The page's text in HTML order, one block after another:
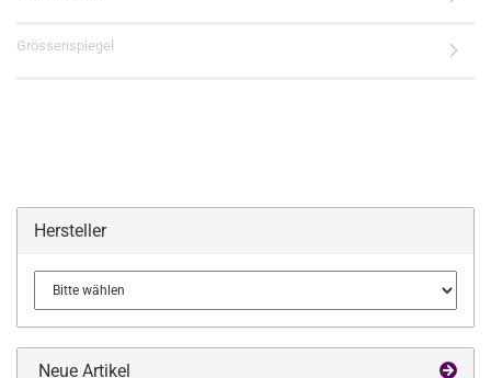
Grössenspiegel
Hersteller
Neue Artikel